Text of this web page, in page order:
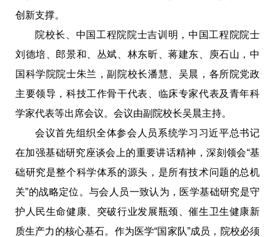
创新支撑。
院校长、中国工程院院士吉训明，中国工程院院士
刘德培、郎景和、丛斌、林东昕、蒋建东、庾石山，中
国科学院院士朱兰，副院校长潘慧、吴晨，各所院党政
主要领导，科技工作骨干代表、临床专家代表及青年科
学家代表等出席会议。会议由副院校长吴晨主持。
会议首先组织全体参会人员系统学习习近平总书记
在加强基础研究座谈会上的重要讲话精神，深刻领会“基
础研究是整个科学体系的源头，是所有技术问题的总机
关”的战略定位。与会人员一致认为，医学基础研究是守
护人民生命健康、突破行业发展瓶颈、催生卫生健康新
质生产力的核心基石。作为医学“国家队”成员，院校必须